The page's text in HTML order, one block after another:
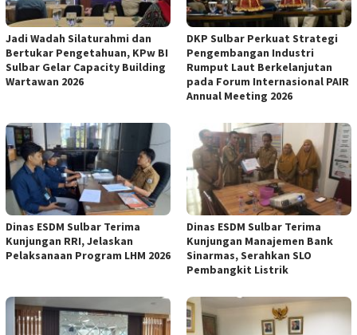
Jadi Wadah Silaturahmi dan
Bertukar Pengetahuan, KPw BI
Sulbar Gelar Capacity Building
Wartawan 2026
DKP Sulbar Perkuat Strategi
Pengembangan Industri
Rumput Laut Berkelanjutan
pada Forum Internasional PAIR
Annual Meeting 2026
Dinas ESDM Sulbar Terima
Kunjungan RRI, Jelaskan
Pelaksanaan Program LHM 2026
Dinas ESDM Sulbar Terima
Kunjungan Manajemen Bank
Sinarmas, Serahkan SLO
Pembangkit Listrik